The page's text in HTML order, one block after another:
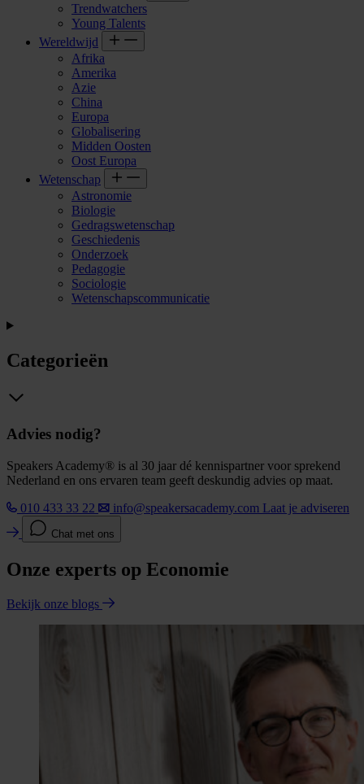
Trendwatchers
Young Talents
Wereldwijd
Afrika
Amerika
Azie
China
Europa
Globalisering
Midden Oosten
Oost Europa
Wetenschap
Astronomie
Biologie
Gedragswetenschap
Geschiedenis
Onderzoek
Pedagogie
Sociologie
Wetenschapscommunicatie
Categorieën
Advies nodig?
Speakers Academy® is al 30 jaar dé kennispartner voor sprekend
Nederland en ons ervaren team geeft deskundig advies op maat.
010 433 33 22
info@speakersacademy.com Laat je adviseren
Chat met ons
Onze experts op Economie
Bekijk onze blogs